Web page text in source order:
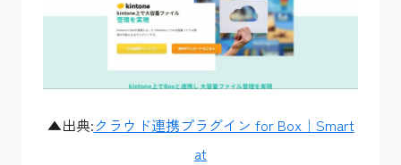
▲出典:クラウド連携プラグイン for Box｜Smart
at